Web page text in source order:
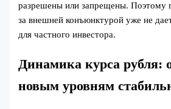
разрешены или запрещены. Поэтому
за внешней конъюнктурой уже не
для частного инвестора.
Динамика курса рубля:
новым уровням